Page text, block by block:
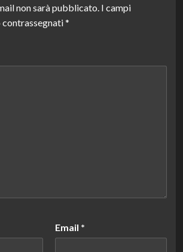
non sarà pubblicato. I campi
*
Email *